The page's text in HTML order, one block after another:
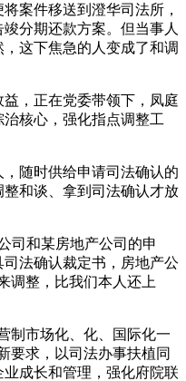
件移送到澄华司法所，
分期还款方案。但当事人
这下焦急的人变成了和调
，正在党委带领下，凤庭
核心，强化指点调整工
随时供给申请司法确认的
和谈、拿到司法确认才放
和某房地产公司的申
法确认裁定书，房地产公
调整，比我们本人还上
市场化、化、国际化一
要求，以司法办事扶植同
成长和管理，强化府院联